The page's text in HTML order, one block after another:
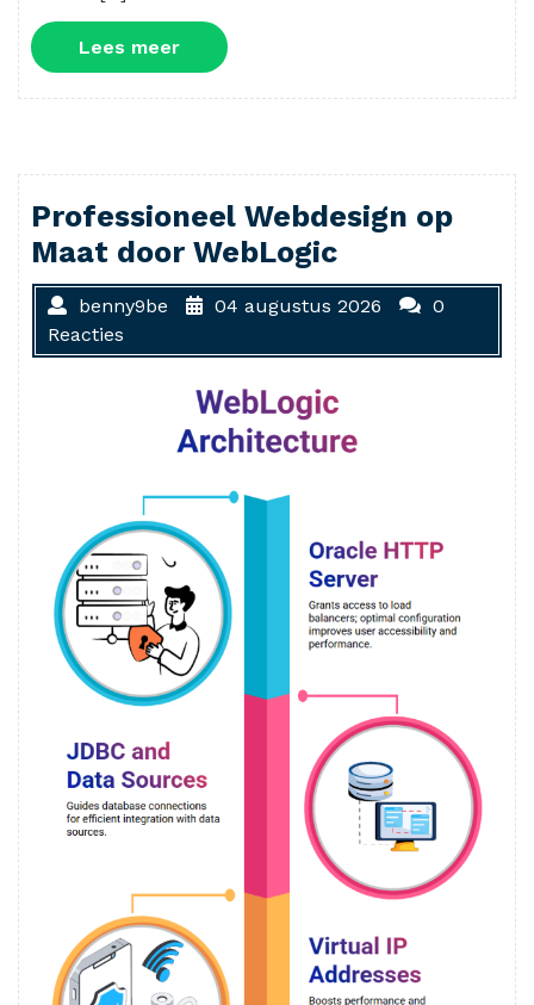
Lees meerLees
meer
Professioneel Webdesign op
Maat door WebLogic
benny9be 04 augustus 2026
0
Reacties